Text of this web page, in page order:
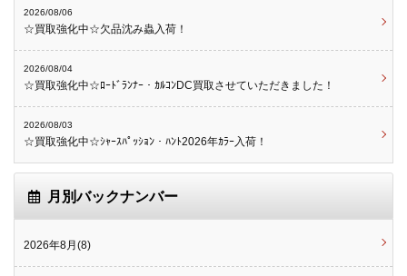
2026/08/06
☆買取強化中☆欠品沈み蟲入荷！
2026/08/04
☆買取強化中☆ﾛｰﾄﾞﾗﾝﾅｰ・ｶﾙｺﾝDC買取させていただきました！
2026/08/03
☆買取強化中☆ｼｬｰｽﾊﾟｯｼｮﾝ・ﾊﾝﾄ2026年ｶﾗｰ入荷！
月別バックナンバー
2026年8月(8)